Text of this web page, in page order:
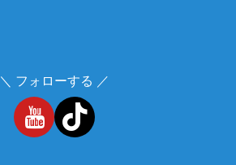
＼ フォローする ／